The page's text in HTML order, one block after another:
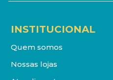
INSTITUCIONAL
Quem somos
Nossas lojas